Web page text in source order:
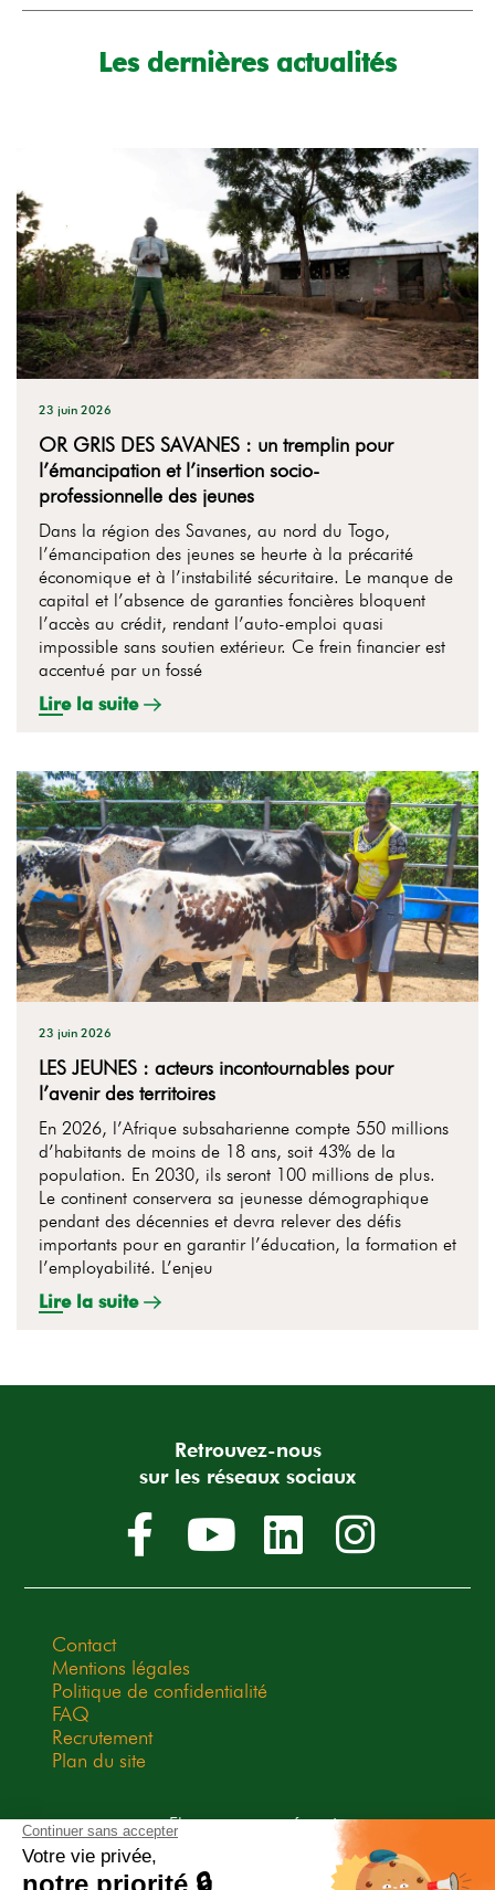
Les dernières actualités
OR GRIS DES SAVANES : un tremplin pour
l’émancipation et l’insertion socio-
professionnelle des jeunes
23 juin 2026
Dans la région des Savanes, au nord du Togo,
l’émancipation des jeunes se heurte à la précarité
économique et à l’instabilité sécuritaire. Le manque de
capital et l’absence de garanties foncières bloquent
l’accès au crédit, rendant l’auto-emploi quasi
impossible sans soutien extérieur. Ce frein financier est
accentué par un fossé
Lire la suite
LES JEUNES : acteurs incontournables pour
l’avenir des territoires
23 juin 2026
En 2026, l’Afrique subsaharienne compte 550 millions
d’habitants de moins de 18 ans, soit 43% de la
population. En 2030, ils seront 100 millions de plus.
Le continent conservera sa jeunesse démographique
pendant des décennies et devra relever des défis
importants pour en garantir l’éducation, la formation et
l’employabilité. L’enjeu
Lire la suite
Retrouvez-nous
sur les réseaux sociaux
Contact
Mentions légales
Politique de confidentialité
FAQ
Recrutement
Plan du site
Elevages sans frontières est une
association Don en Confiance
depuis 2009. Don en Confiance est
un organisme indépendant qui